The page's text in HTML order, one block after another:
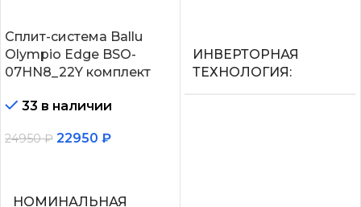
Сплит-система Ballu
Olympio Edge BSO-
07HN8_22Y комплект
33 в наличии
24950₽ 22950 ₽
НОМИНАЛЬНАЯ
ИНВЕРТОРНАЯ
ТЕХНОЛОГИЯ